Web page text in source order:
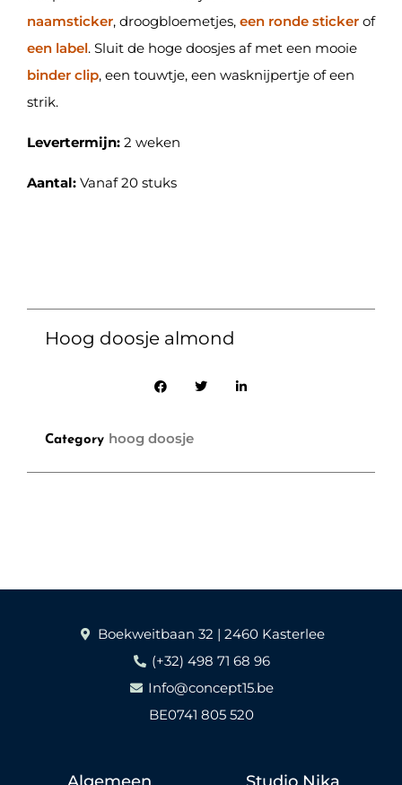
naamsticker, droogbloemetjes, een ronde sticker of
een label. Sluit de hoge doosjes af met een mooie
binder clip, een touwtje, een wasknijpertje of een
strik.
Levertermijn: 2 weken
Aantal: Vanaf 20 stuks
Hoog doosje almond
Category hoog doosje
Boekweitbaan 32 | 2460 Kasterlee
(+32) 498 71 68 96
Info@concept15.be
BE0741 805 520